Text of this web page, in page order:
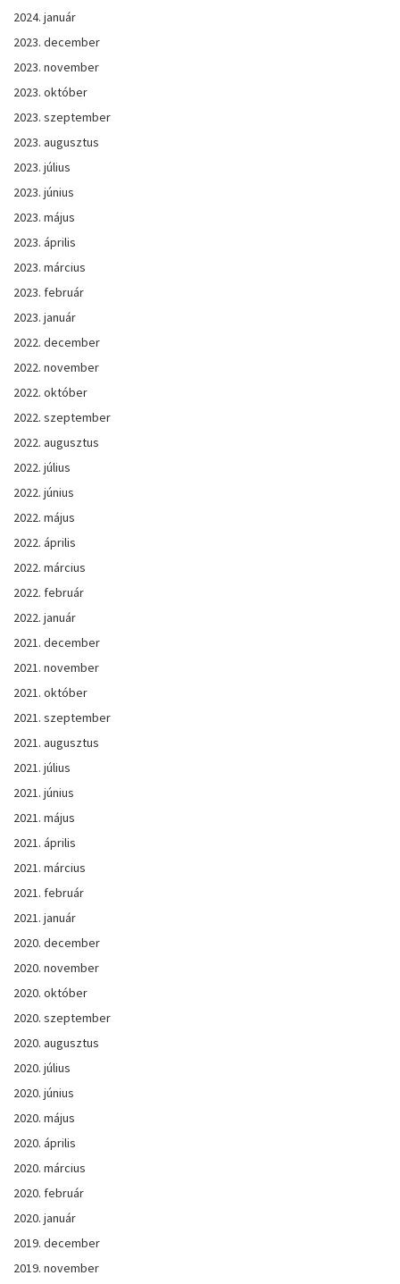
2024. január
2023. december
2023. november
2023. október
2023. szeptember
2023. augusztus
2023. július
2023. június
2023. május
2023. április
2023. március
2023. február
2023. január
2022. december
2022. november
2022. október
2022. szeptember
2022. augusztus
2022. július
2022. június
2022. május
2022. április
2022. március
2022. február
2022. január
2021. december
2021. november
2021. október
2021. szeptember
2021. augusztus
2021. július
2021. június
2021. május
2021. április
2021. március
2021. február
2021. január
2020. december
2020. november
2020. október
2020. szeptember
2020. augusztus
2020. július
2020. június
2020. május
2020. április
2020. március
2020. február
2020. január
2019. december
2019. november